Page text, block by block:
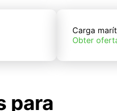
Carga
Obter
para